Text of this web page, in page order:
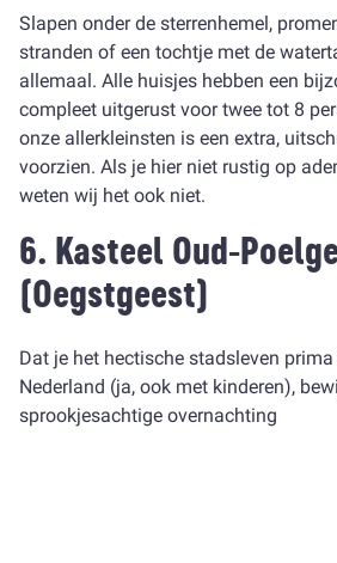
Slapen onder de sterrenhemel,
stranden of een tochtje met de
allemaal. Alle huisjes hebben een
compleet uitgerust voor twee tot 8
onze allerkleinsten is een extra,
voorzien. Als je hier niet rustig op
weten wij het ook niet.
6. Kasteel Oud-
(Oegstgeest)
Dat je het hectische stadsleven
Nederland (ja, ook met kinderen),
sprookjesachtige overnachting